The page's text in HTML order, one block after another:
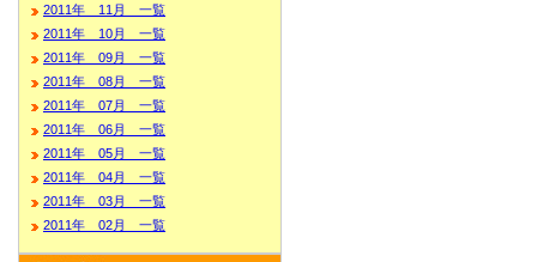
2011年 11月 一覧
2011年 10月 一覧
2011年 09月 一覧
2011年 08月 一覧
2011年 07月 一覧
2011年 06月 一覧
2011年 05月 一覧
2011年 04月 一覧
2011年 03月 一覧
2011年 02月 一覧